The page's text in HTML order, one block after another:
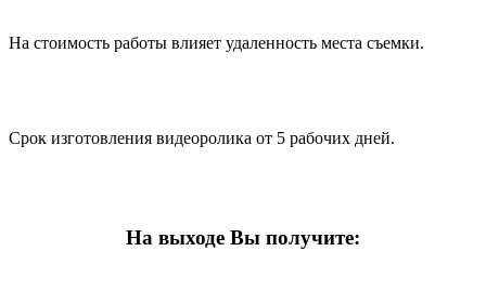
На стоимость работы влияет удаленность места съемки.
Срок изготовления видеоролика от 5 рабочих дней.
На выходе Вы получите: